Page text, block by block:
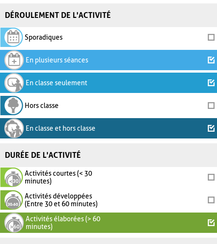
DÉROULEMENT DE L'ACTIVITÉ
Sporadiques
En plusieurs séances
En classe seulement
Hors classe
En classe et hors classe
DURÉE DE L'ACTIVITÉ
Activités courtes (< 30
minutes)
Activités développées
(Entre 30 et 60 minutes)
Activités élaborées (> 60
minutes)